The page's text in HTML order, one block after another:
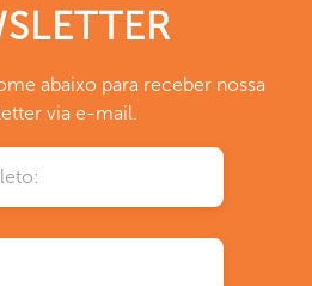
abaixo para receber nossa
via e-mail.